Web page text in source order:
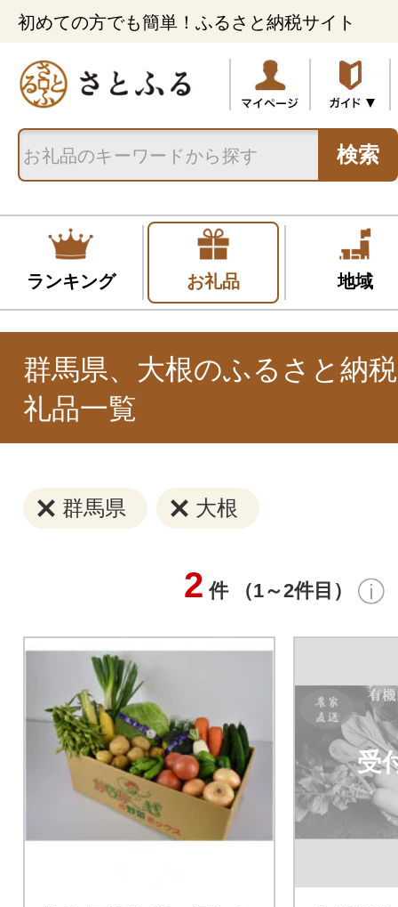
初めての方でも簡単！ふるさと納税サイト
検索
ランキング お礼品 地域
群馬県、大根のふるさと納
礼品一覧
群馬県 大根
2 件 （1～2件目）
受